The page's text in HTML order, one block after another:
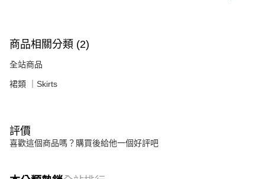
商品相關分類 (2)
全站商品
裙類 ｜Skirts
評價
喜歡這個商品嗎？購買後給他一個好評吧